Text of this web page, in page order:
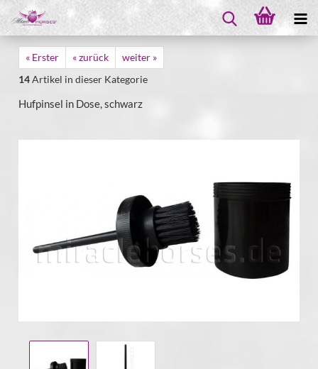
« Erster « zurück
weiter »
14Artikel in dieser Kategorie
Hufpinsel in Dose, schwarz